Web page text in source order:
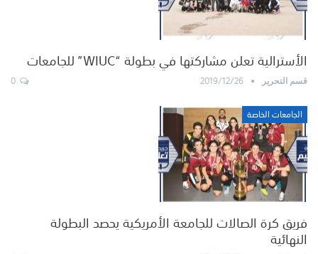
الأسترالية تعلن مشاركتها في بطولة “WIUC” للجامعات
قسم التحرير 2019/12/26
الجامعات الخاصة
فريق كرة الصالات للجامعة الأمريكية يحصد البطولة
النهائية